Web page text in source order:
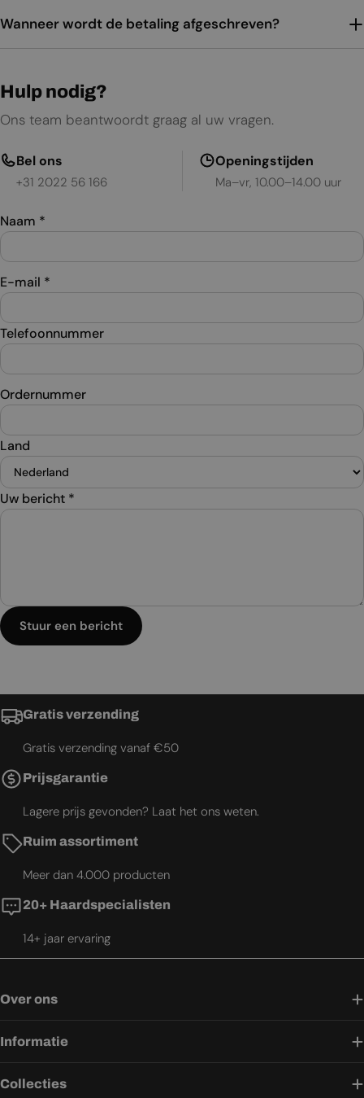
Wanneer wordt de betaling afgeschreven?
Hulp nodig?
Ons team beantwoordt graag al uw vragen.
Bel ons
+31 2022 56 166
Openingstijden
Ma–vr, 10.00–14.00 uur
Naam *
E-mail *
Telefoonnummer
Ordernummer
Land
Uw bericht *
Stuur een bericht
Gratis verzending
Gratis verzending vanaf €50
Prijsgarantie
Lagere prijs gevonden? Laat het ons weten.
Ruim assortiment
Meer dan 4.000 producten
20+ Haardspecialisten
14+ jaar ervaring
Over ons
Informatie
Collecties